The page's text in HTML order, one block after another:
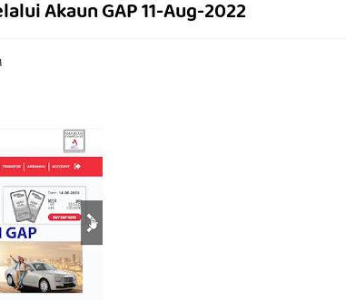
Akaun GAP 11-Aug-2022